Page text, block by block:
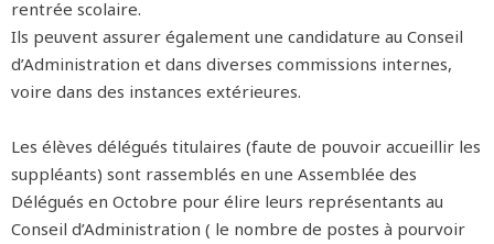
rentrée scolaire.
Ils peuvent assurer également une candidature au Conseil
d’Administration et dans diverses commissions internes,
voire dans des instances extérieures.
Les élèves délégués titulaires (faute de pouvoir accueillir les
suppléants) sont rassemblés en une Assemblée des
Délégués en Octobre pour élire leurs représentants au
Conseil d’Administration ( le nombre de postes à pourvoir